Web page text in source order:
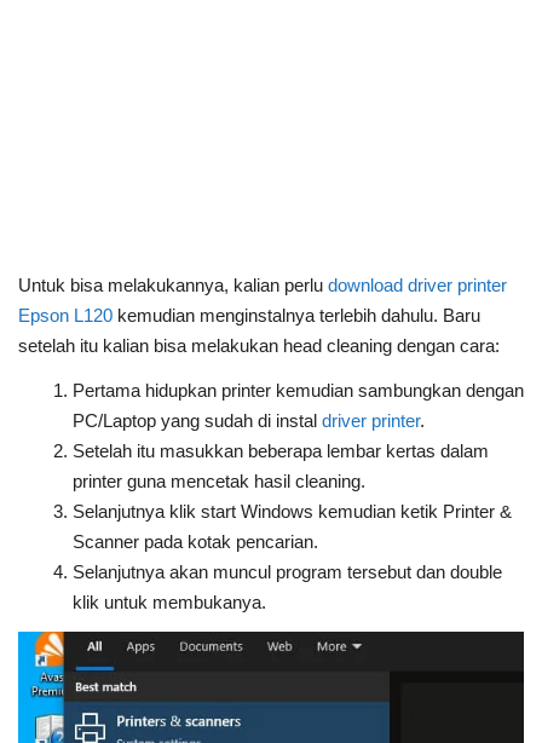
Untuk bisa melakukannya, kalian perlu download driver printer
Epson L120 kemudian menginstalnya terlebih dahulu. Baru
setelah itu kalian bisa melakukan head cleaning dengan cara:
Pertama hidupkan printer kemudian sambungkan dengan
PC/Laptop yang sudah di instal driver printer.
Setelah itu masukkan beberapa lembar kertas dalam
printer guna mencetak hasil cleaning.
Selanjutnya klik start Windows kemudian ketik Printer &
Scanner pada kotak pencarian.
Selanjutnya akan muncul program tersebut dan double
klik untuk membukanya.